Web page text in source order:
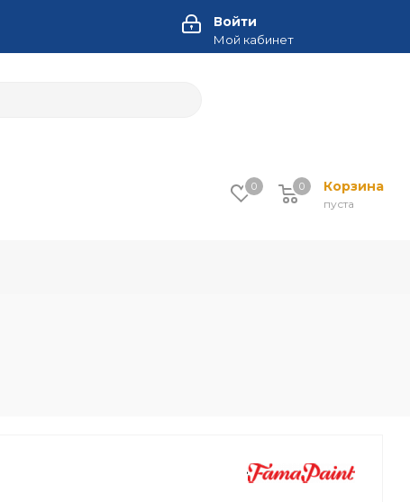
Войти
Мой кабинет
0 Корзина
пуста
0